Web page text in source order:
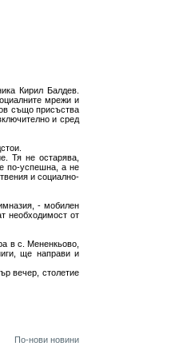
Кирил Балдев.
мрежи и
също присъства
и сред
Тя не остарява,
по-успешна, а не
и социално-
- мобилен
необходимост от
в с. Мененкьово,
ще направи и
вечер, столетие
По-нови новини